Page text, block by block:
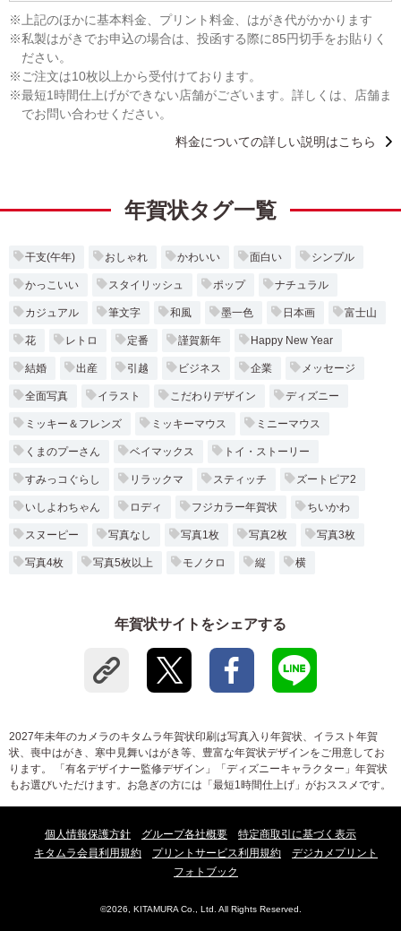
上記のほかに基本料金、プリント料金、はがき代がかかります
私製はがきでお申込の場合は、投函する際に85円切手をお貼りく
ださい。
ご注文は10枚以上から受付けております。
最短1時間仕上げができない店舗がございます。詳しくは、店舗ま
でお問い合わせください。
料金についての詳しい説明はこちら
年賀状タグ一覧
干支(午年) おしゃれ かわいい 面白い シンプル
かっこいい スタイリッシュ ポップ ナチュラル
カジュアル 筆文字 和風 墨一色 日本画 富士山
花 レトロ 定番 謹賀新年 Happy New Year
結婚 出産 引越 ビジネス 企業 メッセージ
全面写真 イラスト こだわりデザイン ディズニー
ミッキー＆フレンズ ミッキーマウス ミニーマウス
くまのプーさん ベイマックス トイ・ストーリー
すみっコぐらし リラックマ スティッチ ズートピア2
いしよわちゃん ロディ フジカラー年賀状 ちいかわ
スヌーピー 写真なし 写真1枚 写真2枚 写真3枚
写真4枚 写真5枚以上 モノクロ 縦 横
年賀状サイトをシェアする
2027年未年のカメラのキタムラ年賀状印刷は写真入り年賀状、イラスト年賀
状、喪中はがき、寒中見舞いはがき等、豊富な年賀状デザインをご用意してお
ります。 「有名デザイナー監修デザイン」「ディズニーキャラクター」年賀状
もお選びいただけます。お急ぎの方には「最短1時間仕上げ」がおススメです。
個人情報保護方針 グループ各社概要
特定商取引に基づく表示
キタムラ会員利用規約
プリントサービス利用規約
デジカメプリント
フォトブック
©2026, KITAMURA Co., Ltd. All Rights Reserved.